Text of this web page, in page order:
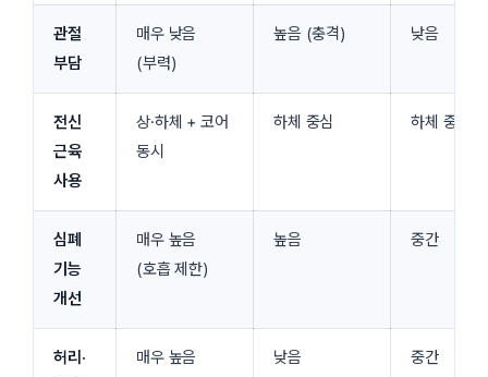
관절
부담
매우 낮음
(부력)
높음 (충격) 낮음
전신
근육
사용
상·하체 + 코어
동시
하체 중심 하체 중심
심폐
기능
개선
매우 높음
(호흡 제한)
높음 중간
허리·
매우 높음 낮음 중간